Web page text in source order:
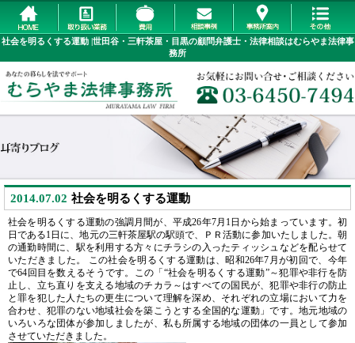
社会を明るくする運動 |世田谷・三軒茶屋・目黒の顧問弁護士・法律相談はむらやま法律事
務所
2014.07.02 社会を明るくする運動
社会を明るくする運動の強調月間が、平成26年7月1日から始まっています。初
日である1日に、地元の三軒茶屋駅の駅頭で、ＰＲ活動に参加いたしました。朝
の通勤時間に、駅を利用する方々にチラシの入ったティッシュなどを配らせて
いただきました。 この社会を明るくする運動は、昭和26年7月が初回で、今年
で64回目を数えるそうです。この「“社会を明るくする運動”～犯罪や非行を防
止し、立ち直りを支える地域のチカラ～はすべての国民が、犯罪や非行の防止
と罪を犯した人たちの更生について理解を深め、それぞれの立場において力を
合わせ、犯罪のない地域社会を築こうとする全国的な運動」です。地元地域の
いろいろな団体が参加しましたが、私も所属する地域の団体の一員として参加
させていただきました。